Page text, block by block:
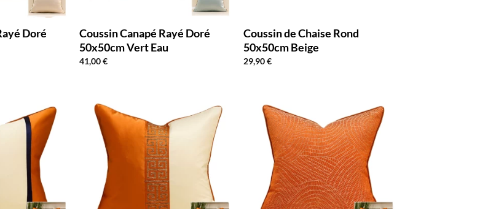
Doré
Coussin Canapé Rayé Doré
50x50cm Vert Eau
41,00€
Coussin de Chaise Rond
50x50cm Beige
29,90€